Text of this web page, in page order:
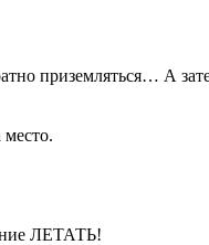
приземляться… А
место.
ЛЕТАТЬ!